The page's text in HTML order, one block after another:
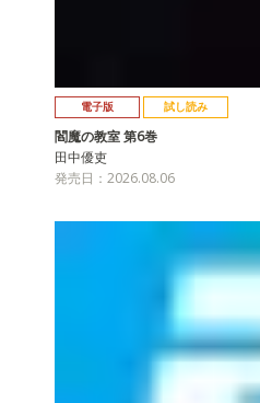
電子版 試し読み
閻魔の教室 第6巻
田中優吏
発売日：2026.08.06